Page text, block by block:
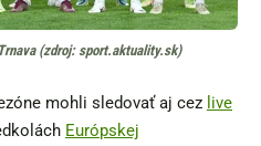
(zdroj: sport.aktuality.sk)
mohli sledovať aj cez live
Európskej